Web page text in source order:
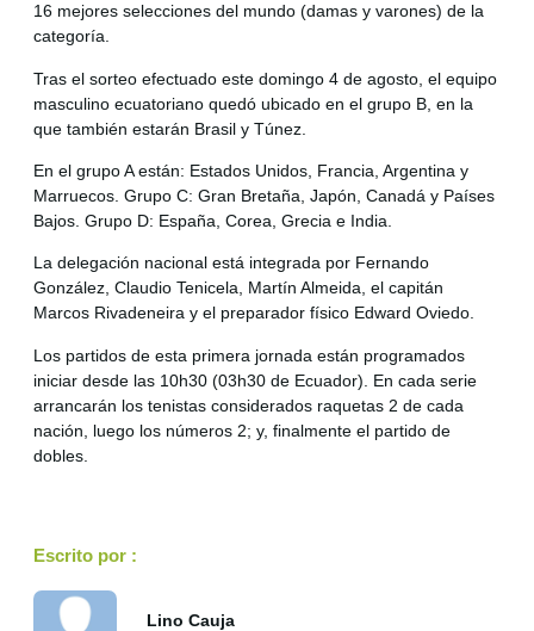
16 mejores selecciones del mundo (damas y varones) de la
categoría.
Tras el sorteo efectuado este domingo 4 de agosto, el equipo
masculino ecuatoriano quedó ubicado en el grupo B, en la
que también estarán Brasil y Túnez.
En el grupo A están: Estados Unidos, Francia, Argentina y
Marruecos. Grupo C: Gran Bretaña, Japón, Canadá y Países
Bajos. Grupo D: España, Corea, Grecia e India.
La delegación nacional está integrada por Fernando
González, Claudio Tenicela, Martín Almeida, el capitán
Marcos Rivadeneira y el preparador físico Edward Oviedo.
Los partidos de esta primera jornada están programados
iniciar desde las 10h30 (03h30 de Ecuador). En cada serie
arrancarán los tenistas considerados raquetas 2 de cada
nación, luego los números 2; y, finalmente el partido de
dobles.
Escrito por :
Lino Cauja